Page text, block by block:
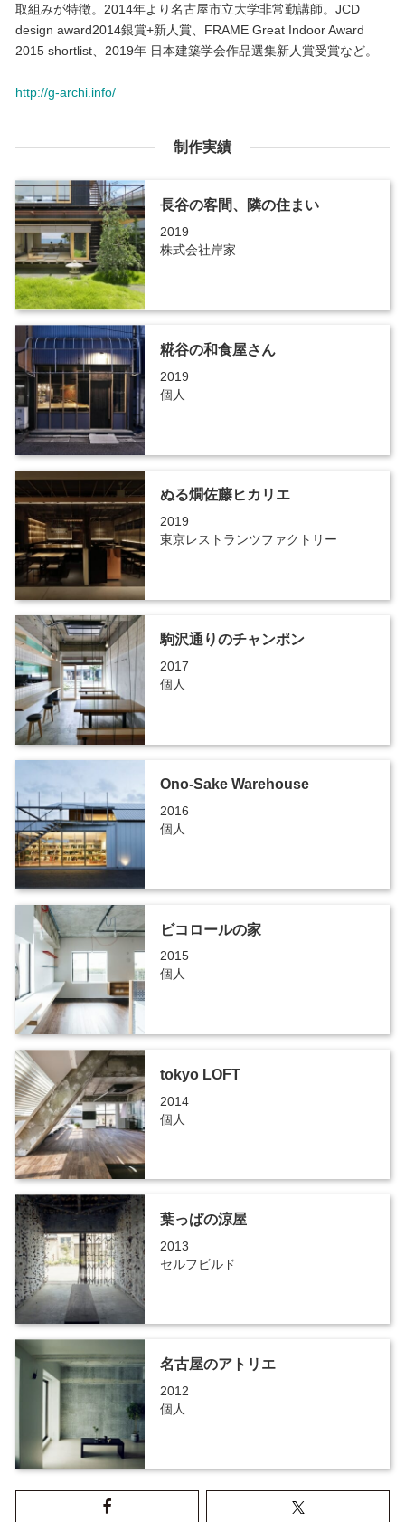
取組みが特徴。2014年より名古屋市立大学非常勤講師。JCD
design award2014銀賞+新人賞、FRAME Great Indoor Award
2015 shortlist、2019年 日本建築学会作品選集新人賞受賞など。
http://g-archi.info/
制作実績
長谷の客間、隣の住まい
2019
株式会社岸家
糀谷の和食屋さん
2019
個人
ぬる燗佐藤ヒカリエ
2019
東京レストランツファクトリー
駒沢通りのチャンポン
2017
個人
Ono-Sake Warehouse
2016
個人
ビコロールの家
2015
個人
tokyo LOFT
2014
個人
葉っぱの涼屋
2013
セルフビルド
名古屋のアトリエ
2012
個人